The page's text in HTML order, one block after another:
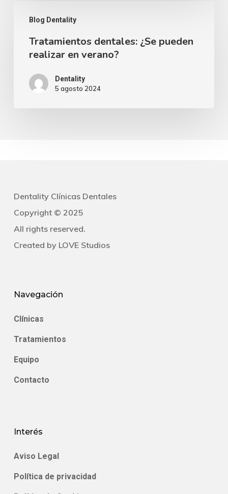
COLEBlog Dentality
dentales:
pueden
realizar
Tratamientos dentales: ¿Se pueden
realizar en verano?
Dentality
5 agosto 2024
Dentality Clínicas Dentales
Copyright © 2025
All rights reserved.
Created by LOVE Studios
Navegación
Clínicas
Tratamientos
Equipo
Contacto
Interés
Aviso Legal
Política de privacidad